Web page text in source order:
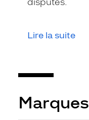
Lire la suite
Marques